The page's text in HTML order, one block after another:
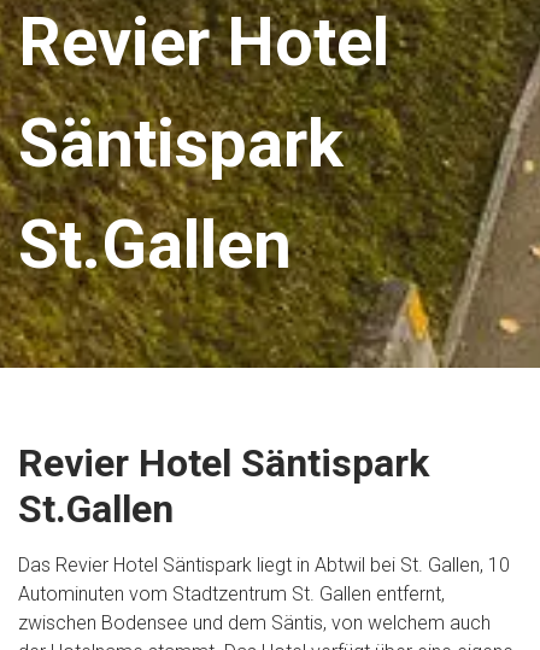
Revier Hotel
Säntispark
St.Gallen
Revier Hotel Säntispark
St.Gallen
Das Revier Hotel Säntispark liegt in Abtwil bei St. Gallen, 10
Autominuten vom Stadtzentrum St. Gallen entfernt,
zwischen Bodensee und dem Säntis, von welchem auch